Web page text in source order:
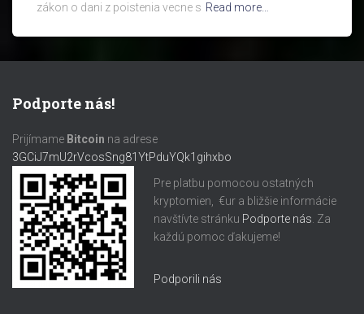
zákon o dani z poistenia vecne s Read more…
Podporte nás!
Prijímame Bitcoin na adrese
3GCiJ7mU2rVcosSng81YtPduYQk1gihxbo
Pre platbu pomocou ostatných
kryptomien, €ur a bližšie informácie
navštívte stránku Podporte nás . Za
každú pomoc ďakujeme!
Podporili nás